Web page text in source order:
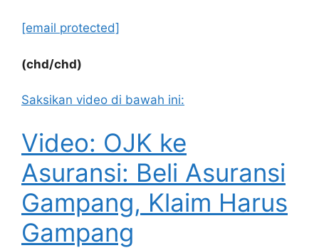
[email protected]
(chd/chd)
Saksikan video di bawah ini:
Video: OJK ke
Asuransi: Beli Asuransi
Gampang, Klaim Harus
Gampang